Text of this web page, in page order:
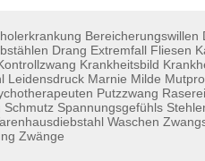
Bereicherungswillen
Drang Extremfall Fliesen
Krankheitsbild
Leidensdruck Marnie Milde
Putzzwang Raserei
Schmutz Spannungsgefühls
Waschen
Zwänge